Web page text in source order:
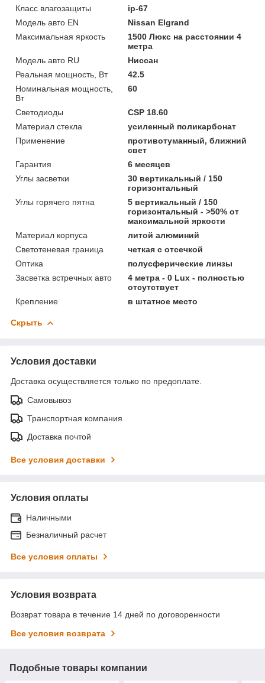
Класс влагозащиты
ip-67
Модель авто EN
Nissan Elgrand
Максимальная яркость
1500 Люкс на расстоянии 4
метра
Модель авто RU
Ниссан
Реальная мощность, Вт
42.5
Номинальная мощность,
Вт
60
Светодиоды
CSP 18.60
Материал стекла
усиленный поликарбонат
Применение
противотуманный, ближний
свет
Гарантия
6 месяцев
Углы засветки
30 вертикальный / 150
горизонтальный
Углы горячего пятна
5 вертикальный / 150
горизонтальный - >50% от
максимальной яркости
Материал корпуса
литой алюминий
Светотеневая граница
четкая с отсечкой
Оптика
полусферические линзы
Засветка встречных авто
4 метра - 0 Lux - полностью
отсутствует
Крепление
в штатное место
Скрыть
Условия доставки
Доставка осуществляется только по предоплате.
Самовывоз
Транспортная компания
Доставка почтой
Все условия доставки
Условия оплаты
Наличными
Безналичный расчет
Все условия оплаты
Условия возврата
Возврат товара в течение 14 дней по договоренности
Все условия возврата
Подобные товары компании